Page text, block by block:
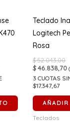
Teclado
Logitech
Rosa
$52.043,00
$46.838,70
3 CUOTAS
$17.347,67
Teclados